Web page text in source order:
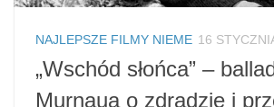
NAJLEPSZE FILMY NIEME 16
„Wschód słońca” –
Murnaua o zdradzie i